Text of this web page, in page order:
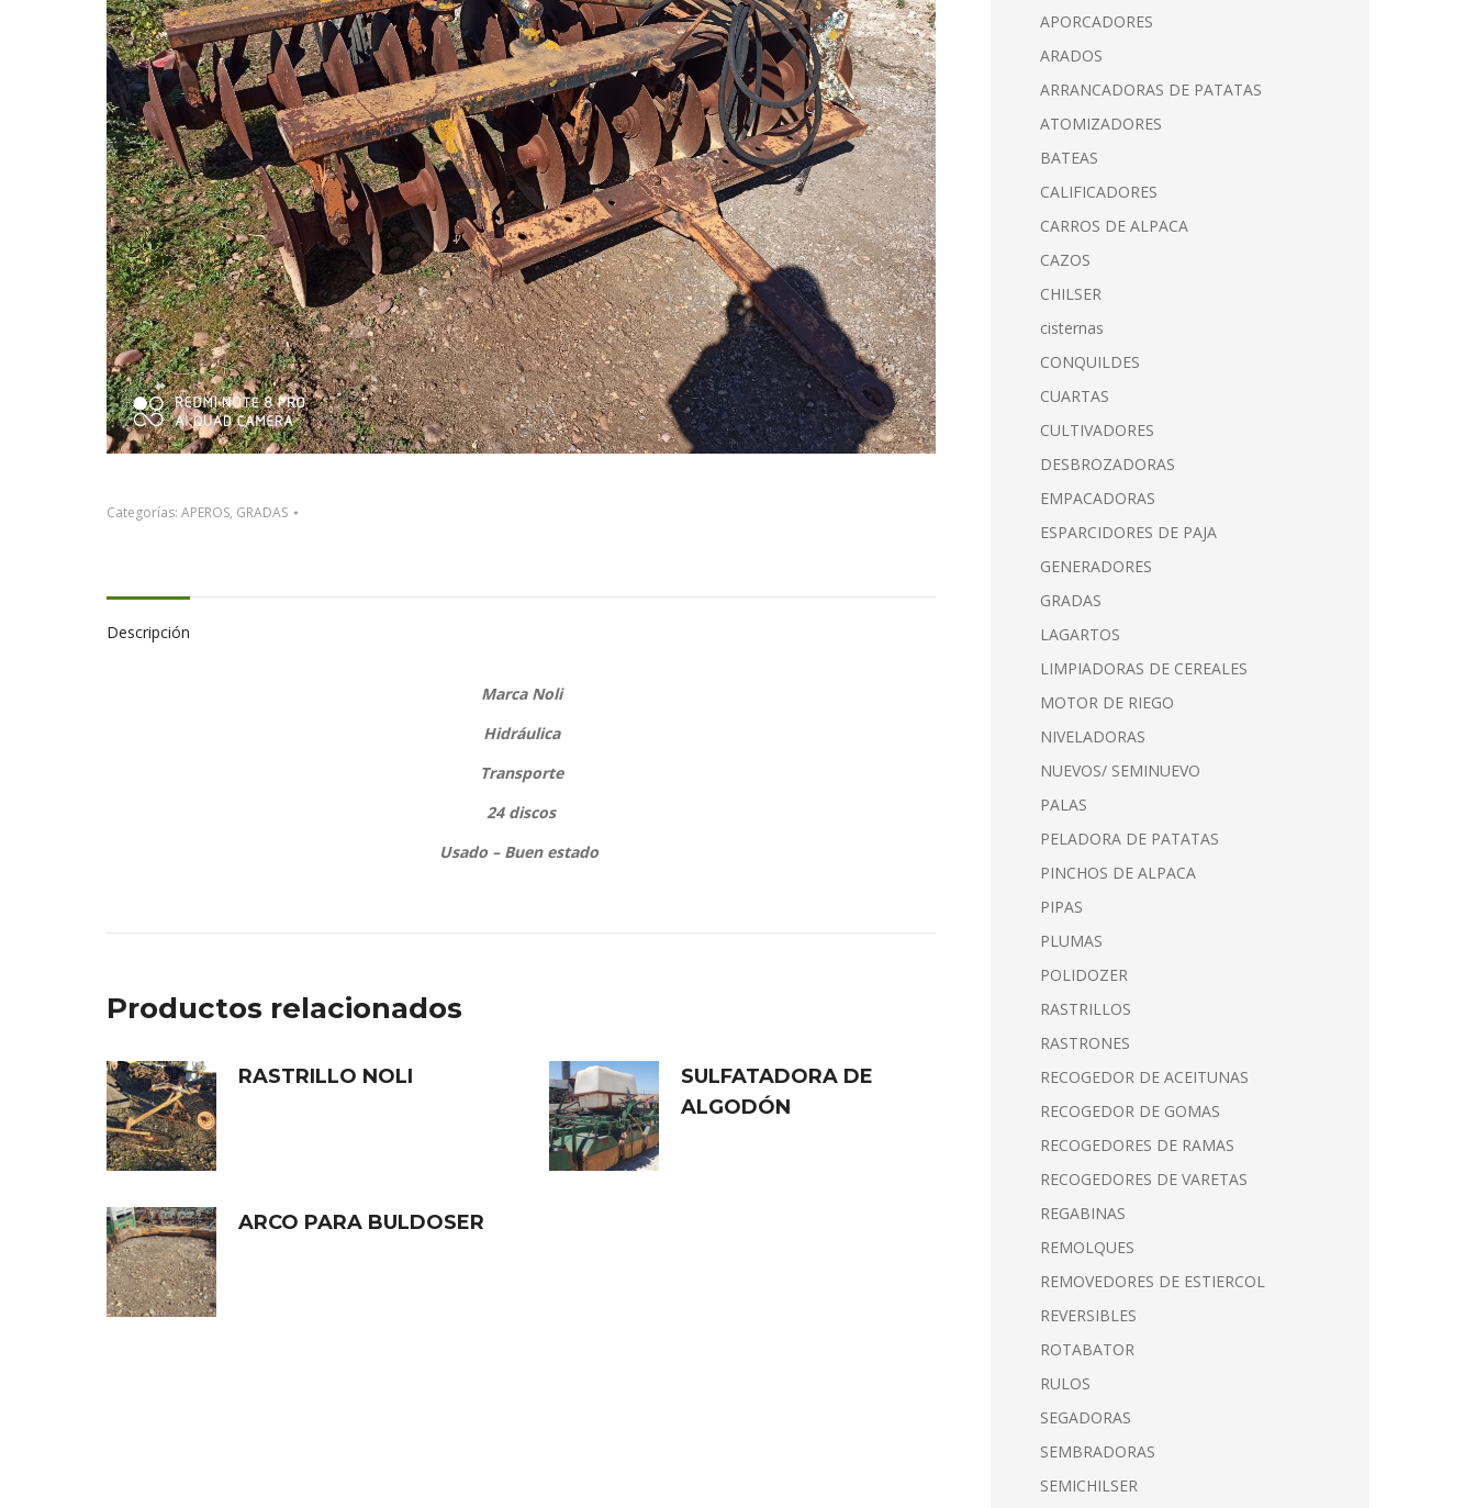
Categorías: APEROS, GRADAS
Descripción
Marca Noli
Hidráulica
Transporte
24 discos
Usado – Buen estado
Productos relacionados
RASTRILLO NOLI
SULFATADORA DE
ALGODÓN
ARCO PARA BULDOSER
APORCADORES
ARADOS
ARRANCADORAS DE PATATAS
ATOMIZADORES
BATEAS
CALIFICADORES
CARROS DE ALPACA
CAZOS
CHILSER
cisternas
CONQUILDES
CUARTAS
CULTIVADORES
DESBROZADORAS
EMPACADORAS
ESPARCIDORES DE PAJA
GENERADORES
GRADAS
LAGARTOS
LIMPIADORAS DE CEREALES
MOTOR DE RIEGO
NIVELADORAS
NUEVOS/ SEMINUEVO
PALAS
PELADORA DE PATATAS
PINCHOS DE ALPACA
PIPAS
PLUMAS
POLIDOZER
RASTRILLOS
RASTRONES
RECOGEDOR DE ACEITUNAS
RECOGEDOR DE GOMAS
RECOGEDORES DE RAMAS
RECOGEDORES DE VARETAS
REGABINAS
REMOLQUES
REMOVEDORES DE ESTIERCOL
REVERSIBLES
ROTABATOR
RULOS
SEGADORAS
SEMBRADORAS
SEMICHILSER